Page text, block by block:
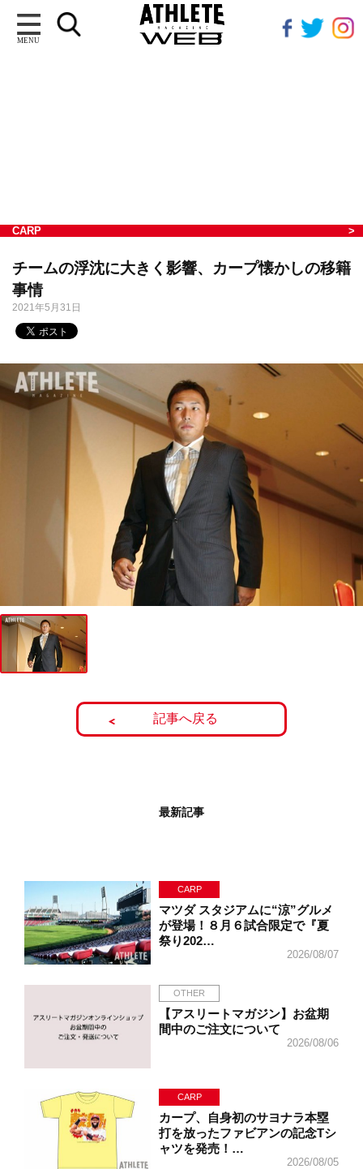
MENU
CARP
チームの浮沈に大きく影響、カープ懐かしの移籍
事情
2021年5月31日
記事へ戻る
最新記事
CARP
マツダ スタジアムに“涼”グルメ
が登場！８月６試合限定で『夏
祭り202…
2026/08/07
OTHER
【アスリートマガジン】お盆期
間中のご注文について
2026/08/06
CARP
カープ、自身初のサヨナラ本塁
打を放ったファビアンの記念Tシ
ャツを発売！…
2026/08/05